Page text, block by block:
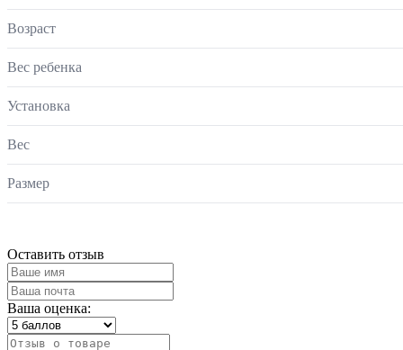
Возраст
Вес ребенка
Установка
Вес
Размер
Оставить отзыв
Ваша оценка: